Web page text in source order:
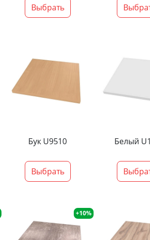
Выбрать
Бук U9510
Выбрать
Белый
+10%